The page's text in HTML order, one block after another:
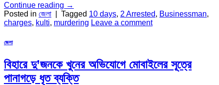
Continue reading →
Posted in জেলা Tagged 10 days, 2 Arrested, Businessman,
charges, kulti, murdering Leave a comment
জেলা
বিহারে দু’জনকে খুনের অভিযোগে মোবাইলের সূত্রে
পানাগড়ে ধৃত ব্যক্তি